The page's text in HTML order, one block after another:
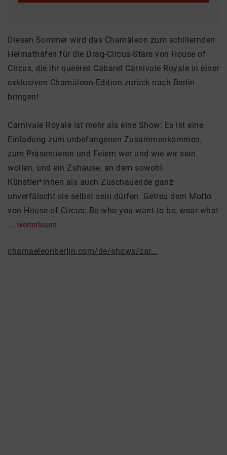
Diesen Sommer wird das Chamäleon zum schillernden
Heimathafen für die Drag-Circus-Stars von House of
Circus, die ihr queeres Cabaret Carnivale Royale in einer
exklusiven Chamäleon-Edition zurück nach Berlin
bringen!
Carnivale Royale ist mehr als eine Show: Es ist eine
Einladung zum unbefangenen Zusammenkommen,
zum Präsentieren und Feiern wer und wie wir sein
wollen, und ein Zuhause, an dem sowohl
Künstler*innen als auch Zuschauende ganz
unverfälscht sie selbst sein dürfen. Getreu dem Motto
von House of Circus: Be who you want to be, wear what
... weiterlesen
chamaeleonberlin.com/de/shows/car...